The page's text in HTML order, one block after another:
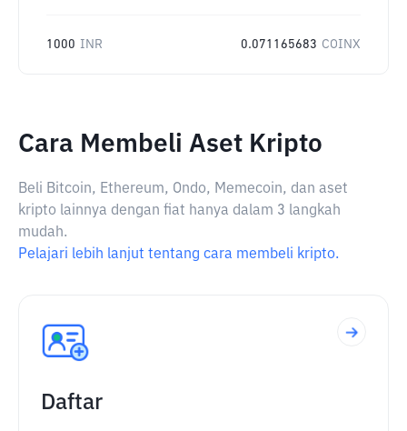
1000 INR 0.071165683 COINX
Cara Membeli Aset Kripto
Beli Bitcoin, Ethereum, Ondo, Memecoin, dan aset
kripto lainnya dengan fiat hanya dalam 3 langkah
mudah.
Pelajari lebih lanjut tentang cara membeli kripto.
Daftar